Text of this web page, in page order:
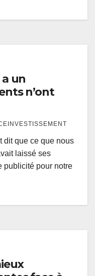
un
n’ont
dit que ce que nous
laissé ses
publicité pour notre